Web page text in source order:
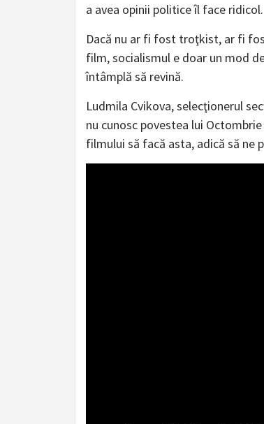
a avea opinii politice îl face ridicol.
Dacă nu ar fi fost troţkist, ar fi
film, socialismul e doar un mod
întâmplă să revină.
Ludmila Cvikova, selecţionerul
nu cunosc povestea lui
filmului să facă asta, adică să ne